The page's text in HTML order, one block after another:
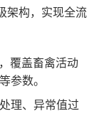
架构，实现全流
覆盖畜禽活动
参数。
理、异常值过